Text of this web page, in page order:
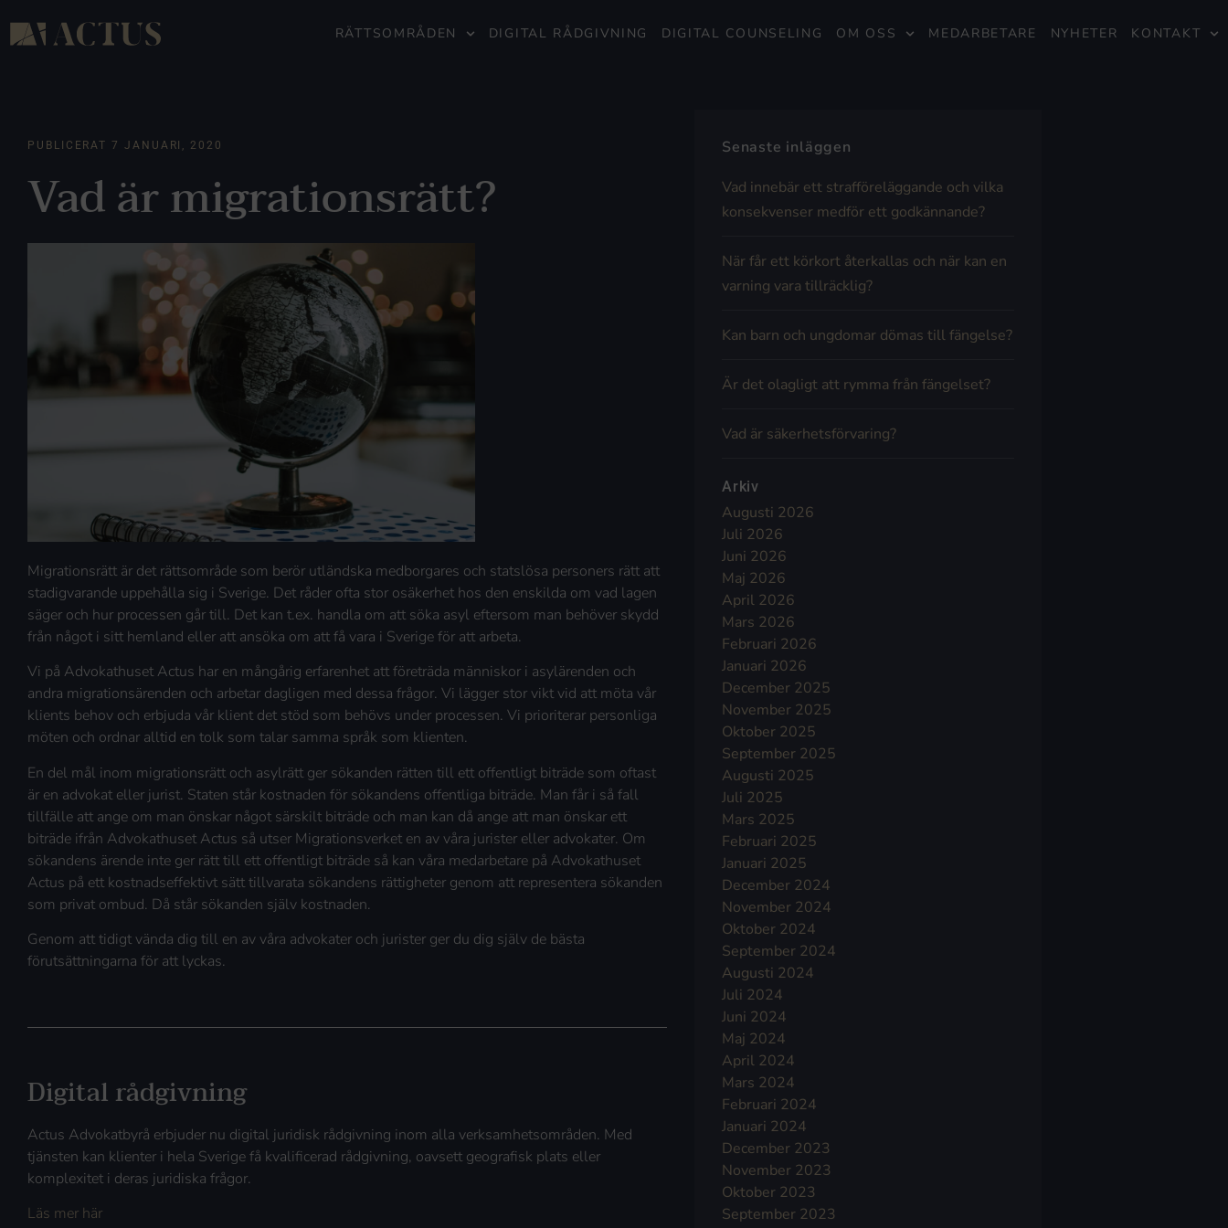
RÄTTSOMRÅDEN DIGITAL RÅDGIVNING DIGITAL COUNSELING OM OSS MEDARBETARE NYHETER KONTAKT
PUBLICERAT 7 JANUARI, 2020
Vad är migrationsrätt?
Migrationsrätt är det rättsområde som berör utländska medborgares och statslösa personers rätt att
stadigvarande uppehålla sig i Sverige. Det råder ofta stor osäkerhet hos den enskilda om vad lagen
säger och hur processen går till. Det kan t.ex. handla om att söka asyl eftersom man behöver skydd
från något i sitt hemland eller att ansöka om att få vara i Sverige för att arbeta.
Vi på Advokathuset Actus har en mångårig erfarenhet att företräda människor i asylärenden och
andra migrationsärenden och arbetar dagligen med dessa frågor. Vi lägger stor vikt vid att möta vår
klients behov och erbjuda vår klient det stöd som behövs under processen. Vi prioriterar personliga
möten och ordnar alltid en tolk som talar samma språk som klienten.
En del mål inom migrationsrätt och asylrätt ger sökanden rätten till ett offentligt biträde som oftast
är en advokat eller jurist. Staten står kostnaden för sökandens offentliga biträde. Man får i så fall
tillfälle att ange om man önskar något särskilt biträde och man kan då ange att man önskar ett
biträde ifrån Advokathuset Actus så utser Migrationsverket en av våra jurister eller advokater. Om
sökandens ärende inte ger rätt till ett offentligt biträde så kan våra medarbetare på Advokathuset
Actus på ett kostnadseffektivt sätt tillvarata sökandens rättigheter genom att representera sökanden
som privat ombud. Då står sökanden själv kostnaden.
Genom att tidigt vända dig till en av våra advokater och jurister ger du dig själv de bästa
förutsättningarna för att lyckas.
Digital rådgivning
Actus Advokatbyrå erbjuder nu digital juridisk rådgivning inom alla verksamhetsområden. Med
tjänsten kan klienter i hela Sverige få kvalificerad rådgivning, oavsett geografisk plats eller
komplexitet i deras juridiska frågor.
Läs mer här
Senaste inläggen
Vad innebär ett strafföreläggande och vilka
konsekvenser medför ett godkännande?
När får ett körkort återkallas och när kan en
varning vara tillräcklig?
Kan barn och ungdomar dömas till fängelse?
Är det olagligt att rymma från fängelset?
Vad är säkerhetsförvaring?
Arkiv
Augusti 2026
Juli 2026
Juni 2026
Maj 2026
April 2026
Mars 2026
Februari 2026
Januari 2026
December 2025
November 2025
Oktober 2025
September 2025
Augusti 2025
Juli 2025
Mars 2025
Februari 2025
Januari 2025
December 2024
November 2024
Oktober 2024
September 2024
Augusti 2024
Juli 2024
Juni 2024
Maj 2024
April 2024
Mars 2024
Februari 2024
Januari 2024
December 2023
November 2023
Oktober 2023
September 2023